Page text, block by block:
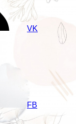
VK
FB